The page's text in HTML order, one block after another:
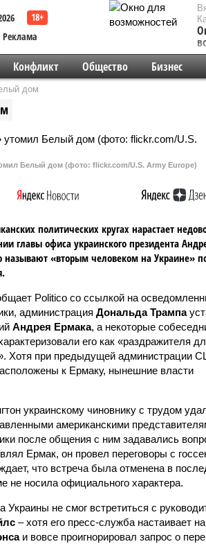
Реклама
Конфликт Общество Бизнес
дом
Белый дом (фото: flickr.com/U.S. Army Europe)
политических кругах нарастает
главы офиса украинского президента
называют «вторым человеком на Украине»
Politico со ссылкой на
администрация Дональда Трампа
Андрея Ермака, а некоторые
его как «раздражителя
Хотя при предыдущей администрации
к Ермаку, нынешние власти
украинскому чиновнику с трудом
американскими
после общения с ним задавались
Ермак, он провел переговоры с
что встреча была отменена в
не носила официального характера.
Украины не смог встретиться с
– хотя его пресс-служба настаивает
и вовсе проигнорировал запрос о